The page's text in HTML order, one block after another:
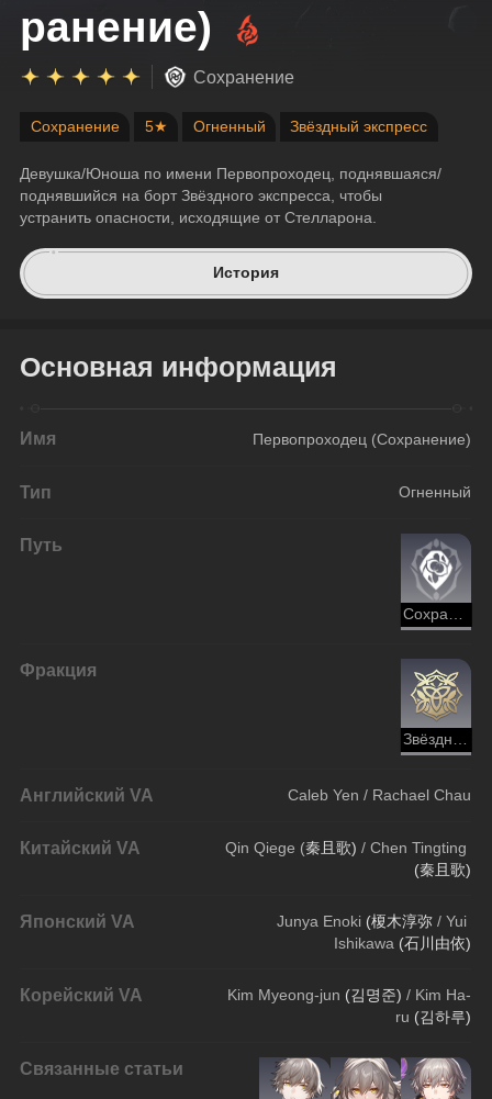
ранение)
Сохранение
Сохранение 5★ Огненный Звёздный экспресс
Девушка/Юноша по имени Первопроходец, поднявшаяся/
поднявшийся на борт Звёздного экспресса, чтобы
устранить опасности, исходящие от Стелларона.
История
Основная информация
Имя Первопроходец (Сохранение)
Тип Огненный
Путь
Сохранение
Фракция
Звёздный экспресс (Освоение)
Английский VA Caleb Yen / Rachael Chau
Китайский VA Qin Qiege (秦且歌) / Chen Tingting
(秦且歌)
Японский VA Junya Enoki (榎木淳弥 / Yui
Ishikawa (石川由依)
Корейский VA Kim Myeong-jun (김명준) / Kim Ha-
ru (김하루)
Связанные статьи